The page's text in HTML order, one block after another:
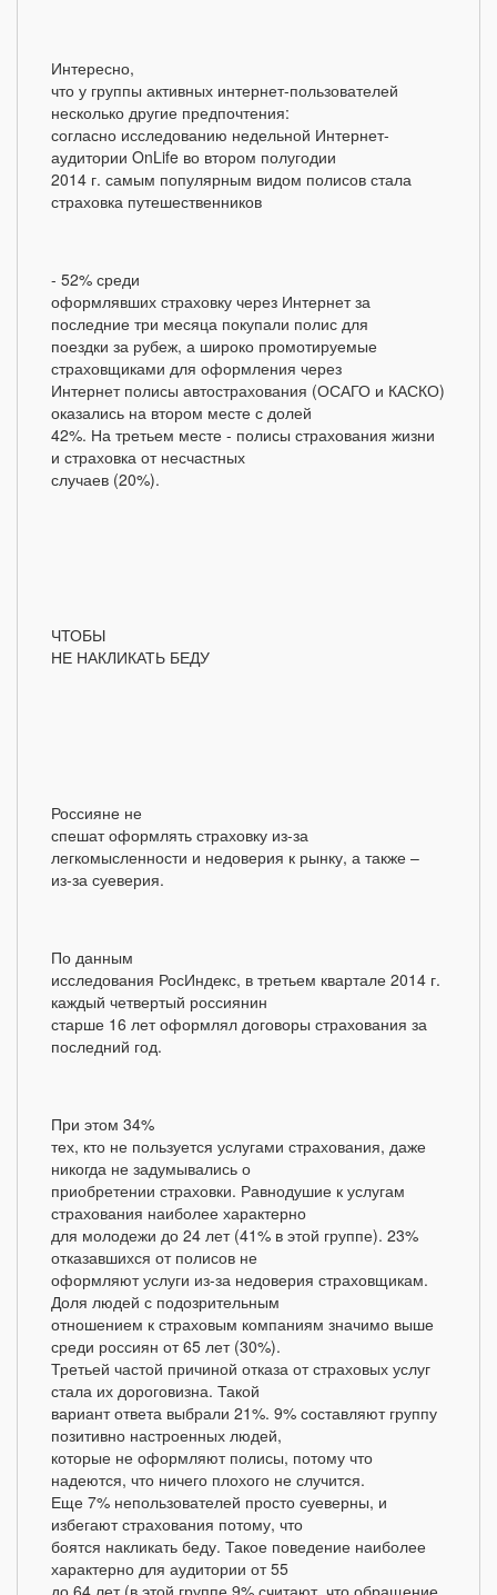
Интересно,
что у группы активных интернет-пользователей
несколько другие предпочтения:
согласно исследованию недельной Интернет-
аудитории OnLife во втором полугодии
2014 г. самым популярным видом полисов стала
страховка путешественников
- 52% среди
оформлявших страховку через Интернет за
последние три месяца покупали полис для
поездки за рубеж, а широко промотируемые
страховщиками для оформления через
Интернет полисы автострахования (ОСАГО и КАСКО)
оказались на втором месте с долей
42%. На третьем месте - полисы страхования жизни
и страховка от несчастных
случаев (20%).
ЧТОБЫ
НЕ НАКЛИКАТЬ БЕДУ
Россияне не
спешат оформлять страховку из-за
легкомысленности и недоверия к рынку, а также –
из-за суеверия.
По данным
исследования РосИндекс, в третьем квартале 2014 г.
каждый четвертый россиянин
старше 16 лет оформлял договоры страхования за
последний год.
При этом 34%
тех, кто не пользуется услугами страхования, даже
никогда не задумывались о
приобретении страховки. Равнодушие к услугам
страхования наиболее характерно
для молодежи до 24 лет (41% в этой группе). 23%
отказавшихся от полисов не
оформляют услуги из-за недоверия страховщикам.
Доля людей с подозрительным
отношением к страховым компаниям значимо выше
среди россиян от 65 лет (30%).
Третьей частой причиной отказа от страховых услуг
стала их дороговизна. Такой
вариант ответа выбрали 21%. 9% составляют группу
позитивно настроенных людей,
которые не оформляют полисы, потому что
надеются, что ничего плохого не случится.
Еще 7% непользователей просто суеверны, и
избегают страхования потому, что
боятся накликать беду. Такое поведение наиболее
характерно для аудитории от 55